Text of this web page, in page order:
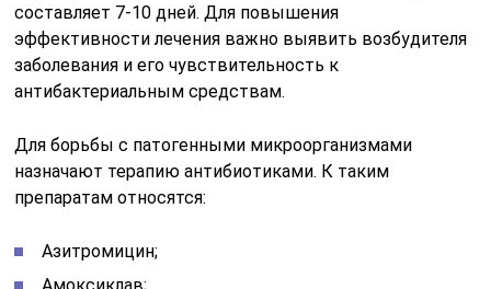
составляет 7-10 дней. Для повышения
эффективности лечения важно выявить возбудителя
заболевания и его чувствительность к
антибактериальным средствам.
Для борьбы с патогенными микроорганизмами
назначают терапию антибиотиками. К таким
препаратам относятся:
Азитромицин;